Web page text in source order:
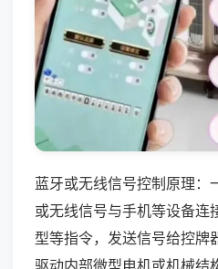
蓝牙或无线信号控制原理：
或无线信号与手机等设备连
型等指令，发送信号给控牌
驱动内部微型电机或机械结